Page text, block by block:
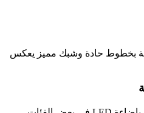
بخطوط حادة وشبك مميز يعكس